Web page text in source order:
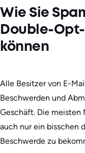
Wie Sie
Double-
können
Alle Besitzer von E-
Beschwerden und
Geschäft. Die meisten
auch nur ein bisschen
Beschwerde zu